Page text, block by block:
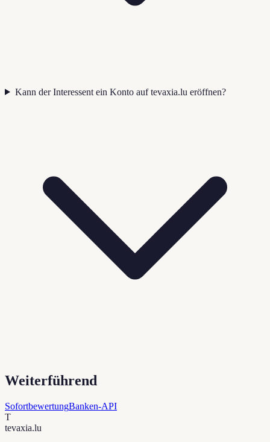
Kann der Interessent ein Konto auf tevaxia.lu eröffnen?
Weiterführend
SofortbewertungBanken-API
T
tevaxia.lu